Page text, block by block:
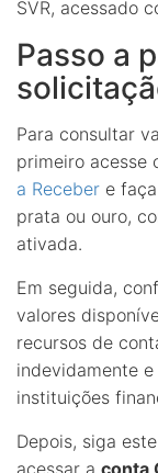
SVR, acessado
Passo a
Para consultar
primeiro acesse
a Receber e
prata ou ouro,
ativada.
Em seguida,
valores
recursos de
indevidamente
instituições
Depois, siga
acessar a conta